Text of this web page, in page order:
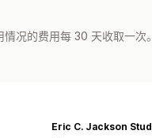
况的费用每 30 天收取一次。